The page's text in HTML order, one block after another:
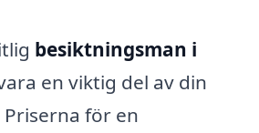
besiktningsman i
en viktig del av din
för en